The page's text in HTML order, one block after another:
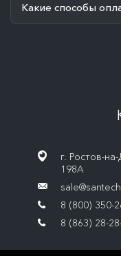
Какие способы
г. Ростов-
198А
8 (800) 350-
8 (863) 28-